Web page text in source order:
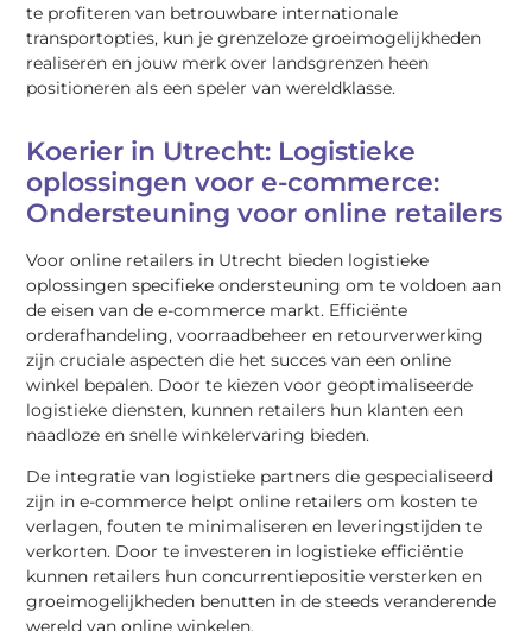
te profiteren van betrouwbare internationale
transportopties, kun je grenzeloze groeimogelijkheden
realiseren en jouw merk over landsgrenzen heen
positioneren als een speler van wereldklasse.
Koerier in Utrecht: Logistieke
oplossingen voor e-commerce:
Ondersteuning voor online retailers
Voor online retailers in Utrecht bieden logistieke
oplossingen specifieke ondersteuning om te voldoen aan
de eisen van de e-commerce markt. Efficiënte
orderafhandeling, voorraadbeheer en retourverwerking
zijn cruciale aspecten die het succes van een online
winkel bepalen. Door te kiezen voor geoptimaliseerde
logistieke diensten, kunnen retailers hun klanten een
naadloze en snelle winkelervaring bieden.
De integratie van logistieke partners die gespecialiseerd
zijn in e-commerce helpt online retailers om kosten te
verlagen, fouten te minimaliseren en leveringstijden te
verkorten. Door te investeren in logistieke efficiëntie
kunnen retailers hun concurrentiepositie versterken en
groeimogelijkheden benutten in de steeds veranderende
wereld van online winkelen.